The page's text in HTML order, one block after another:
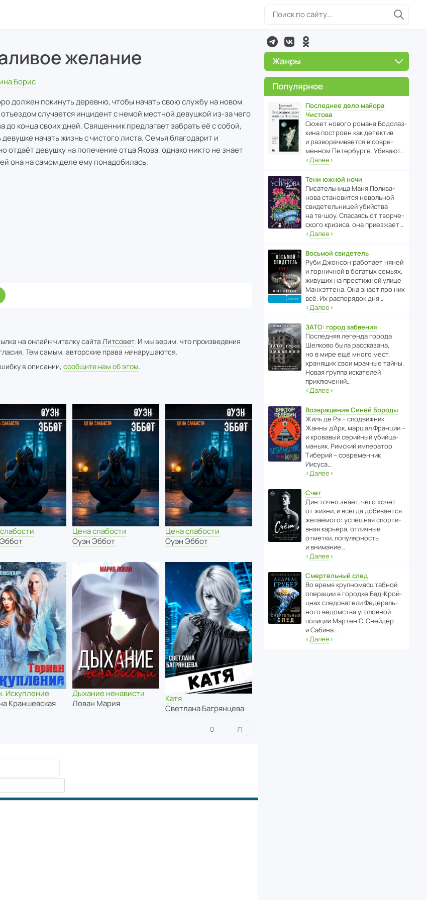
желание
Борис
должен покинуть деревню, чтобы начать свою службу на новом
случается инцидент с немой местной девушкой из-за чего
до конца своих дней. Священник предлагает забрать её с собой,
начать жизнь с чистого листа. Семья благодарит и
отдаёт девушку на попечение отца Якова, однако никто не знает
она на самом деле ему понадобилась.
на онлайн читалку сайта Литсовет. И мы верим, что произведения
Тем самым, авторские права ненарушаются.
в описании, сообщите нам об этом.
Цена слабости
Оуэн Эббот
Цена слабости
Оуэн Эббот
Искупление
Краншевская
Дыхание ненависти
Лован Мария
Катя
Светлана Багрянцева
0 71
Жанры
Популярное
Последнее дело майора
Чистова
Сюжет нового романа Водо­ла­з­
кина пост­роен как дете­ктив
и разво­ра­чи­ва­ется в совре­
менном Пете­р­бурге. Убивают…
‹Далее›
Тени южной ночи
Писа­тель­ница Маня Поли­ва­
нова стано­вится невольной
свиде­тель­ницей убийства
на тв-шоу. Спасаясь от твор­че­
с­кого кризиса, она приезжает…
‹Далее›
Восьмой свидетель
Руби Джонсон рабо­тает няней
и горни­чной в богатых семьях,
живущих на прес­ти­жной улице
Манх­эт­тена. Она знает про них
всё. Их распо­рядок дня…
‹Далее›
ЗАТО: город забвения
После­дняя легенда города
Шелково была расска­зана,
но в мире ещё много мест,
хранящих свои мрачные тайны.
Новая группа иска­телей
приключений…
‹Далее›
Возвращение Синей Бороды
Жиль де Рэ – спод­ви­жник
Жанны д’Арк, маршал Франции –
и кровавый серийный убийца-
маньяк. Римский импе­ратор
Тиберий – совре­менник
Иисуса…
‹Далее›
Счет
Дин точно знает, чего хочет
от жизни, и всегда доби­ва­ется
жела­е­мого: успе­шная спор­ти­
вная карьера, отли­чные
отметки, попу­ля­р­ность
и внимание…
‹Далее›
Смертельный след
Во время круп­но­мас­ш­та­бной
операции в городке Бад‑Крой­
цнах следо­ва­тели Феде­раль­
ного ведомства уголо­вной
полиции Мартен С. Снейдер
и Сабина…
‹Далее›